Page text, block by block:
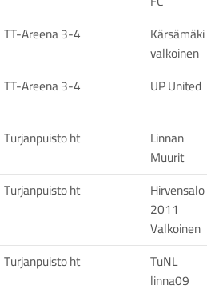
TT-Areena 3-4
Kärsämäki
valkoinen
TT-Areena 3-4 UP United
Turjanpuisto ht
Linnan
Muurit
Turjanpuisto ht
Hirvensalo
2011
Valkoinen
Turjanpuisto ht
TuNL
linna09